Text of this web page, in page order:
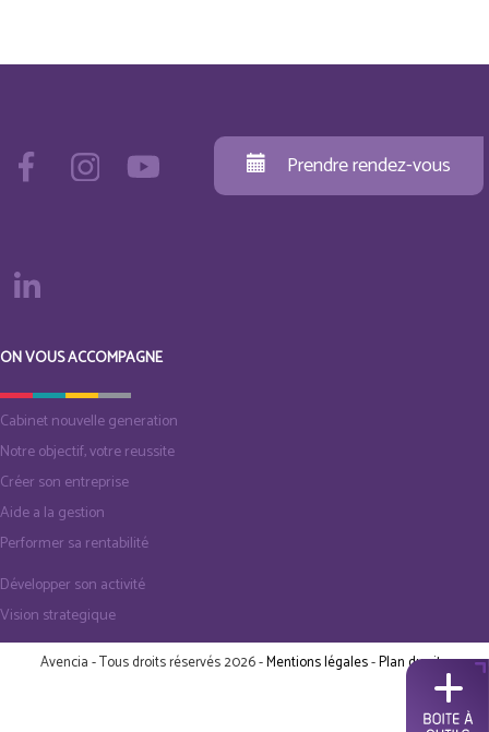
Prendre rendez-vous
ON VOUS ACCOMPAGNE
Cabinet nouvelle generation
Notre objectif, votre reussite
Créer son entreprise
Aide a la gestion
Performer sa rentabilité
Développer son activité
Vision strategique
Avencia - Tous droits réservés 2026 -Mentions légales-Plan du site